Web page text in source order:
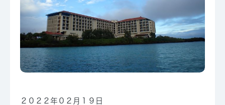
２０２２年０２月１９日